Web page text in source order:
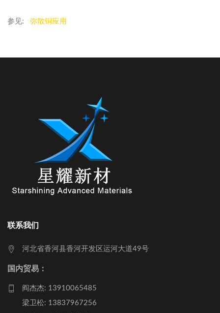
参见: 弥散铜应用
联系我们
河北省香河县香河开发区运河大道49号
国内贸易：
阎杰杰: 13910065485
梁卫松: 13837967256